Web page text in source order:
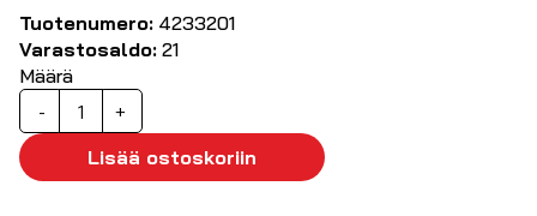
Tuotenumero: 4233201
Varastosaldo: 21
Määrä
-
XLR
runkoliitin,
uros,
3-
+
Lisää ostoskoriin